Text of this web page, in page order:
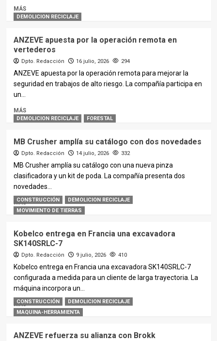
MÁS
DEMOLICION RECICLAJE
ANZEVE apuesta por la operación remota en
vertederos
Dpto. Redacción 16 julio, 2026 294
ANZEVE apuesta por la operación remota para mejorar la
seguridad en trabajos de alto riesgo. La compañía participa en
un...
MÁS
DEMOLICION RECICLAJE FORESTAL
MB Crusher amplía su catálogo con dos novedades
Dpto. Redacción 14 julio, 2026 332
MB Crusher amplía su catálogo con una nueva pinza
clasificadora y un kit de poda. La compañía presenta dos
novedades...
MÁS
CONSTRUCCIÓN
DEMOLICION RECICLAJE
MOVIMIENTO DE TIERRAS
Kobelco entrega en Francia una excavadora
SK140SRLC-7
Dpto. Redacción 9 julio, 2026 410
Kobelco entrega en Francia una excavadora SK140SRLC-7
configurada a medida para un cliente de larga trayectoria. La
máquina incorpora un...
MÁS
CONSTRUCCIÓN
DEMOLICION RECICLAJE
MAQUINA-HERRAMIENTA
ANZEVE refuerza su alianza con Brokk